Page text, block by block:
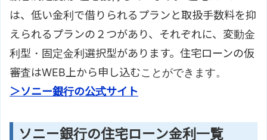
は、低い金利で借りられるプランと取扱手数料を抑
えられるプランの２つがあり、それぞれに、変動金
利型・固定金利選択型があります。住宅ローンの仮
審査はWEB上から申し込むことができます。
＞ソニー銀行の公式サイト
ソニー銀行の住宅ローン金利一覧